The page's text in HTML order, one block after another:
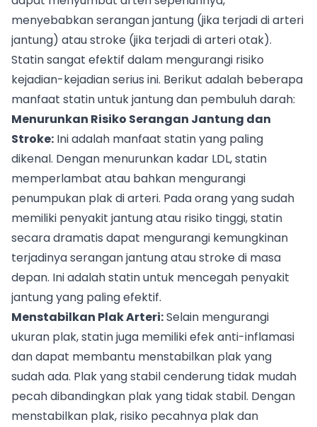
menyebabkan serangan jantung (jika terjadi di arteri
jantung) atau stroke (jika terjadi di arteri otak).
Statin sangat efektif dalam mengurangi risiko
kejadian-kejadian serius ini. Berikut adalah beberapa
manfaat statin untuk jantung dan pembuluh darah:
Menurunkan Risiko Serangan Jantung dan
Stroke: Ini adalah manfaat statin yang paling
dikenal. Dengan menurunkan kadar LDL, statin
memperlambat atau bahkan mengurangi
penumpukan plak di arteri. Pada orang yang sudah
memiliki penyakit jantung atau risiko tinggi, statin
secara dramatis dapat mengurangi kemungkinan
terjadinya serangan jantung atau stroke di masa
depan. Ini adalah statin untuk mencegah penyakit
jantung yang paling efektif.
Menstabilkan Plak Arteri:Selain mengurangi
ukuran plak, statin juga memiliki efek anti-inflamasi
dan dapat membantu menstabilkan plak yang
sudah ada. Plak yang stabil cenderung tidak mudah
pecah dibandingkan plak yang tidak stabil. Dengan
menstabilkan plak, risiko pecahnya plak dan